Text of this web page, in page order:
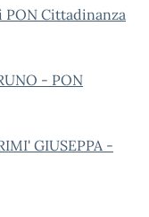
PON Cittadinanza
- PON
GIUSEPPA -